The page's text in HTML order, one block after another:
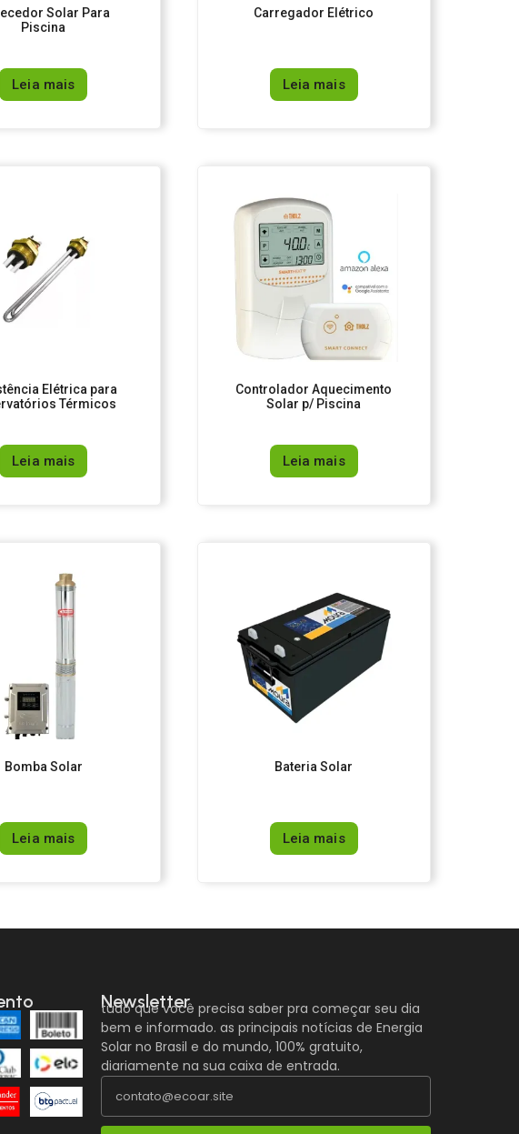
Solar Para
Piscina
Leia mais
Carregador Elétrico
Leia mais
Elétrica para
Térmicos
Leia mais
Controlador Aquecimento
Solar p/ Piscina
Leia mais
Bomba Solar
Leia mais
Bateria Solar
Leia mais
Newsletter
tudo que você precisa saber pra começar seu dia
bem e informado. as principais notícias de Energia
Solar no Brasil e do mundo, 100% gratuito,
diariamente na sua caixa de entrada.